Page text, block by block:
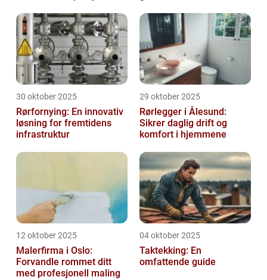
30 oktober 2025
Rørfornying: En innovativ
løsning for fremtidens
infrastruktur
29 oktober 2025
Rørlegger i Ålesund:
Sikrer daglig drift og
komfort i hjemmene
12 oktober 2025
Malerfirma i Oslo:
Forvandle rommet ditt
med profesjonell maling
04 oktober 2025
Taktekking: En
omfattende guide